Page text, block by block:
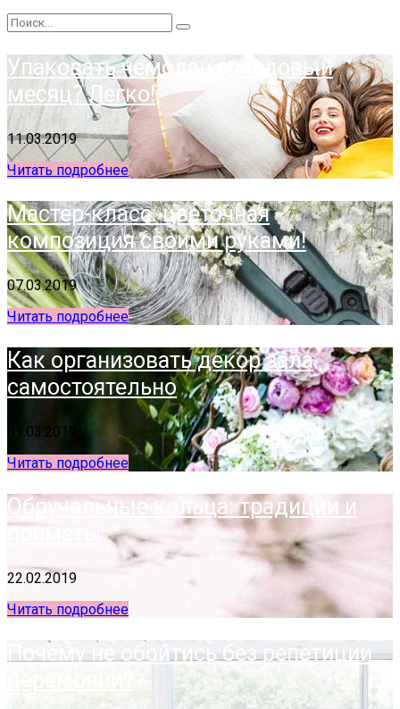
Упаковать чемодан в медовый
месяц? Легко!
11.03.2019
Читать подробнее
Мастер-класс: цветочная
композиция своими руками!
07.03.2019
Читать подробнее
Как организовать декор зала
самостоятельно
01.03.2019
Читать подробнее
Обручальные кольца: традиции и
приметы
22.02.2019
Читать подробнее
Почему не обойтись без репетиции
церемонии?